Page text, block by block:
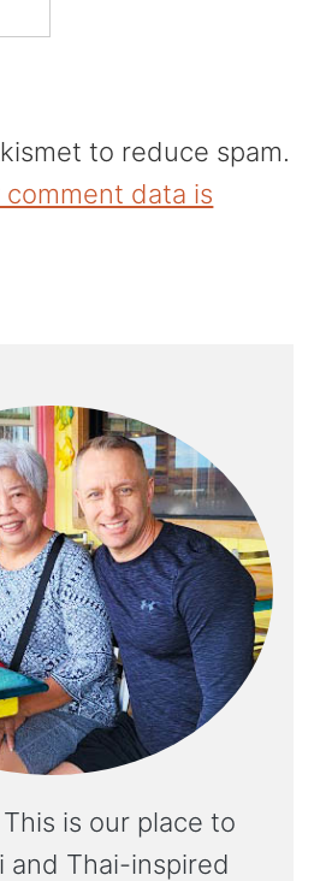
to reduce spam.
data is
This is our place to
and Thai-inspired